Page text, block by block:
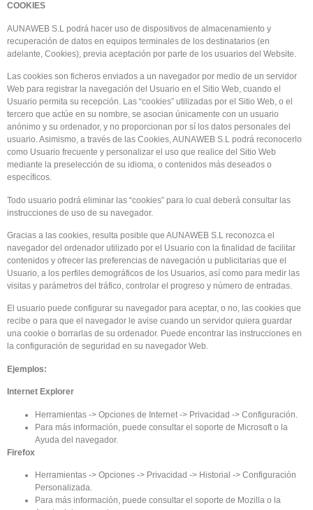
COOKIES
AUNAWEB S.L podrá hacer uso de dispositivos de almacenamiento y
recuperación de datos en equipos terminales de los destinatarios (en
adelante, Cookies), previa aceptación por parte de los usuarios del Website.
Las cookies son ficheros enviados a un navegador por medio de un servidor
Web para registrar la navegación del Usuario en el Sitio Web, cuando el
Usuario permita su recepción. Las “cookies” utilizadas por el Sitio Web, o el
tercero que actúe en su nombre, se asocian únicamente con un usuario
anónimo y su ordenador, y no proporcionan por sí los datos personales del
usuario. Asimismo, a través de las Cookies, AUNAWEB S.L podrá reconocerlo
como Usuario frecuente y personalizar el uso que realice del Sitio Web
mediante la preselección de su idioma, o contenidos más deseados o
específicos.
Todo usuario podrá eliminar las “cookies” para lo cual deberá consultar las
instrucciones de uso de su navegador.
Gracias a las cookies, resulta posible que AUNAWEB S.L reconozca el
navegador del ordenador utilizado por el Usuario con la finalidad de facilitar
contenidos y ofrecer las preferencias de navegación u publicitarias que el
Usuario, a los perfiles demográficos de los Usuarios, así como para medir las
visitas y parámetros del tráfico, controlar el progreso y número de entradas.
El usuario puede configurar su navegador para aceptar, o no, las cookies que
recibe o para que el navegador le avise cuando un servidor quiera guardar
una cookie o borrarlas de su ordenador. Puede encontrar las instrucciones en
la configuración de seguridad en su navegador Web.
Ejemplos:
Internet Explorer
Herramientas -> Opciones de Internet -> Privacidad -> Configuración.
Para más información, puede consultar el soporte de Microsoft o la
Ayuda del navegador.
Firefox
Herramientas -> Opciones -> Privacidad -> Historial -> Configuración
Personalizada.
Para más información, puede consultar el soporte de Mozilla o la